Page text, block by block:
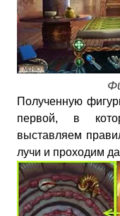
Полученную
первой, в
выставляем
лучи и проходим